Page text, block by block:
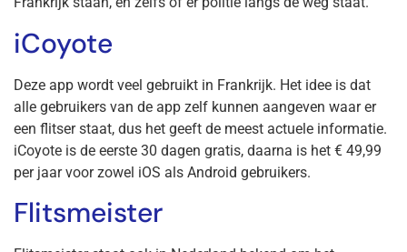
iCoyote
Deze app wordt veel gebruikt in Frankrijk. Het idee is dat
alle gebruikers van de app zelf kunnen aangeven waar er
een flitser staat, dus het geeft de meest actuele informatie.
iCoyote is de eerste 30 dagen gratis, daarna is het € 49,99
per jaar voor zowel iOS als Android gebruikers.
Flitsmeister